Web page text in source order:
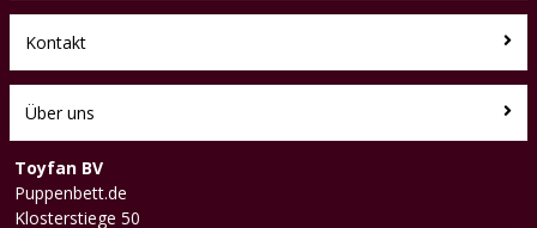
Kontakt
Über uns
Toyfan BV
Puppenbett.de
Klosterstiege 50